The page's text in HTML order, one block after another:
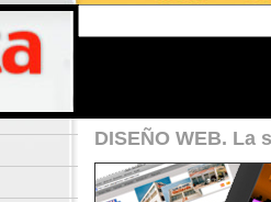
DISEÑO WEB. La